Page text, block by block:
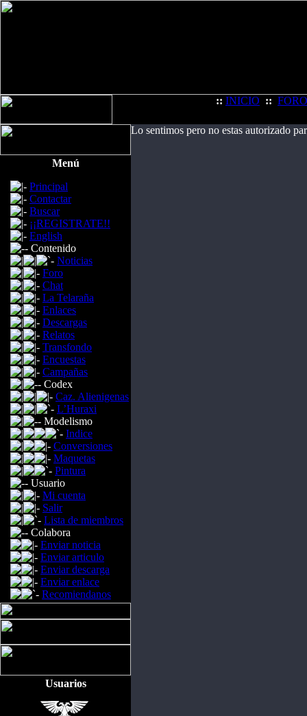
:: INICIO :: FORO
Menú
Principal
Contactar
Buscar
¡¡REGISTRATE!!
English
Contenido
Noticias
Foro
Chat
La Telaraña
Enlaces
Descargas
Relatos
Transfondo
Encuestas
Campañas
Codex
Caz. Alienigenas
L’Huraxi
Modelismo
Indice
Conversiones
Maquetas
Pintura
Usuario
Mi cuenta
Salir
Lista de miembros
Colabora
Enviar noticia
Enviar articulo
Enviar descarga
Enviar enlace
Recomiendanos
Usuarios
Lo sentimos pero no estas autorizado